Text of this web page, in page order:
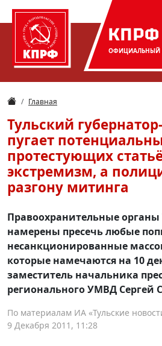
КПРФ
ОФИЦИАЛЬНЫЙ
Главная
Тульский
пугает
протестующих
экстремизм, а
разгону митинга
Правоохранительные органы
намерены пресечь любые
несанкционированные
которые намечаются на 10
заместитель начальника
регионального УМВД Сергей
По материалам ИА «Тульские
9 Декабря 2011, 11:28